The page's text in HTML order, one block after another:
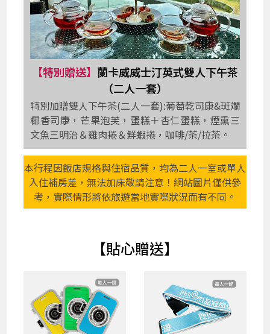
【特別贈送】 蘭卡威威士汀英式雙人下午茶
（二人一套）
特別加贈雙人下午茶(二人一套):葡萄乾司康&斑斕
椰香司康，芒果泡芙，蛋糕＋杏仁蛋糕，煙熏三
文魚三明治＆雞肉捲＆鮮蝦捲，咖啡/茶/拉茶。
本行程因飯店規格與住宿品質，均為二人一室或單人
入住補房差，無法加床敬請注意！網站圖片僅供參
考，實際情形將依旅遊當地實際狀況而有不同。
【貼心贈送】